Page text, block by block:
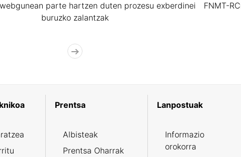
parte hartzen duten prozesu exberdinei
buruzko zalantzak
FNMT-
Prentsa
Albisteak
Prentsa Oharrak
Lanpostuak
Informazio
orokorra